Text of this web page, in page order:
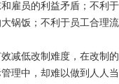
雇员的利益矛盾；不利于
锅饭；不利于员工合理流
减低改制难度，在改制的
理中，却难以做到人人当